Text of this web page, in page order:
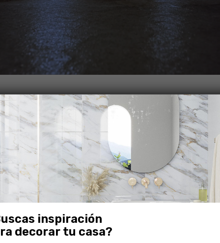
También te puede interesar
inspiración
decorar tu casa?